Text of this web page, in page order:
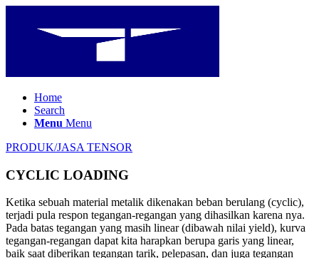
Home
Search
Menu Menu
PRODUK/JASA TENSOR
CYCLIC LOADING
Ketika sebuah material metalik dikenakan beban berulang (cyclic),
terjadi pula respon tegangan-regangan yang dihasilkan karena nya.
Pada batas tegangan yang masih linear (dibawah nilai yield), kurva
tegangan-regangan dapat kita harapkan berupa garis yang linear,
baik saat diberikan tegangan tarik, pelepasan, dan juga tegangan